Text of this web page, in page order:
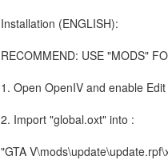
Installation (ENGLISH):
RECOMMEND: USE "MODS"
1. Open OpenIV and enable
2. Import "global.oxt" into :
"GTA